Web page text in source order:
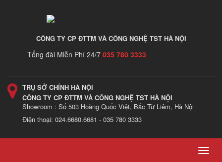
CÔNG TY CP ĐTTM VÀ CÔNG NGHỆ TST HÀ NỘI
Tổng đài Miễn Phí 24/7 035 780 3333
TRỤ SỞ CHÍNH HÀ NỘI
CÔNG TY CP ĐTTM VÀ CÔNG NGHỆ TST HÀ NỘI
Showroom : Số 503 Hoàng Quốc Việt, Bắc Từ Liêm, Hà Nội
Điện thoại: 024.6680.6681 - 035 780 3333